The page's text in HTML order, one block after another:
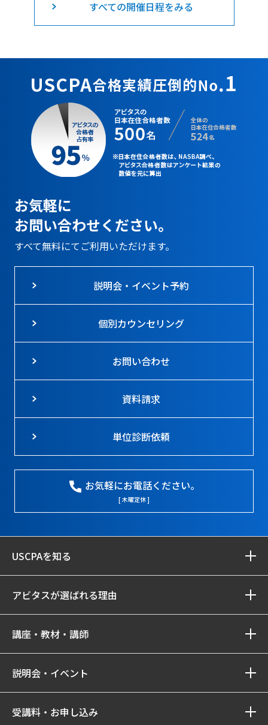
すべての開催日程をみる
お気軽に
お問い合わせください。
すべて無料にてご利用いただけます。
説明会・イベント予約
個別カウンセリング
お問い合わせ
資料請求
単位診断依頼
お気軽にお電話ください。
[ 木曜定休 ]
USCPAを知る
アビタスが選ばれる理由
講座・教材・講師
説明会・イベント
受講料・お申し込み